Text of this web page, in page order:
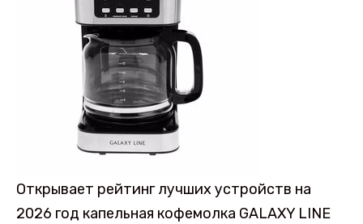
Открывает рейтинг лучших устройств на
2026 год капельная кофемолка GALAXY LINE